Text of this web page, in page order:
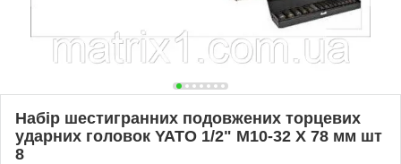
Набір шестигранних подовжених торцевих
ударних головок YATO 1/2" М10-32 Х 78 мм шт
8